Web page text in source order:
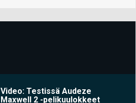
Video: Testissä Audeze
Maxwell 2 -pelikuulokkeet